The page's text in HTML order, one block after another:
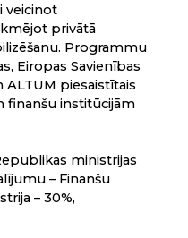
veicinot
privātā
Programmu
Eiropas Savienības
piesaistītais
finanšu institūcijām
ministrijas
– Finanšu
– 30%,